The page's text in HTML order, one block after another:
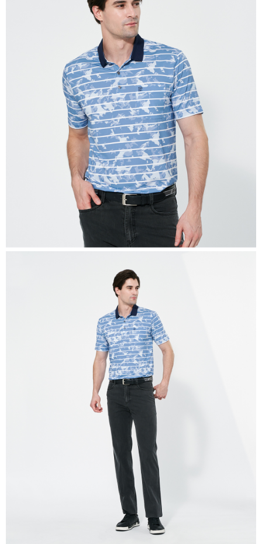
每筆NT$60，滿NT$1,200(含以上)免運費
每筆NT$80，滿NT$1,200(含以上)免運費
每筆NT$80，滿NT$1,200(含以上)免運費